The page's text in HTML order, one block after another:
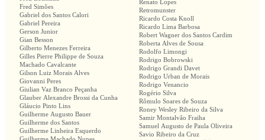
Fred Simões
Gabriel dos Santos Calori
Gabriel Pereira
Gerson Junior
Gian Besson
Gilberto Menezes Ferreira
Gilles Pierre Philippe de Souza
Machado Cavalcante
Gilson Luiz Morais Alves
Giovanni Peres
Giulian Vaz Branco Peçanha
Glauber Alexandre Brossi da Cunha
Gláucio Pinto Lins
Guilherme Augusto Bauer
Guilherme dos Santos
Guilherme Linheira Esquerdo
Renato Lopes
Retromunster
Ricardo Costa Knoll
Ricardo Lima Barbosa
Robert Wagner dos Santos Cardim
Roberta Alves de Sousa
Rodolfo Limongi
Rodrigo Bobrowski
Rodrigo Grandi Davet
Rodrigo Urban de Morais
Rodrigo Venancio
Rogério Silva
Rômulo Soares de Souza
Roney Wesley Ribeiro da Silva
Samir Montalvão Fraiha
Samuel Augusto de Paula Oliveira
Savio Ribeiro da Cruz